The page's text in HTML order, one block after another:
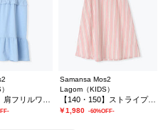
Samansa Mos2
Lagom（KIDS）
【140・150】ストライプフリルカラーワンピース
￥1,980 -60%OFF-